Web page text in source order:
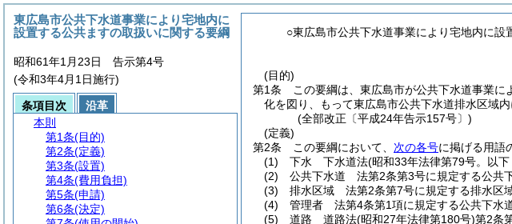
○東広島市公共下水道事業により宅地内に設
(目的)
第1条
この要綱は、東広島市が公共下水道事業
化を図り、もって東広島市公共下水道排水区域
(全部改正〔平成24年告示157号〕)
(定義)
第2条
この要綱において、 次の各号に掲げる用語
(1)
下水 下水道法(昭和33年法律第79号。以
(2)
公共下水道 法第2条第3号に規定する公共下
(3)
排水区域 法第2条第7号に規定する排水区域
(4)
管理者 法第4条第1項に規定する公共下水道
(5)
道路 道路法(昭和27年法律第180号)第2条
東広島市公共下水道事業により宅地内に
設置する公共ますの取扱いに関する要綱
昭和61年1月23日 告示第4号
(令和3年4月1日施行)
条項目次
沿革
本則
第1条(目的)
第2条(定義)
第3条(設置)
第4条(費用負担)
第5条(申請)
第6条(決定)